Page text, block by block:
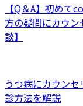
【Q＆A】初めて
方の疑問にカウ
談】
うつ病にカウン
診方法を解説